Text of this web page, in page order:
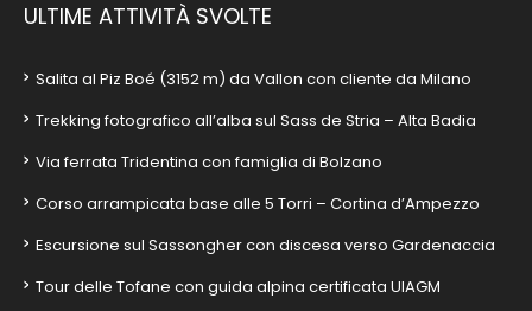
ULTIME ATTIVITÀ SVOLTE
Salita al Piz Boé (3152 m) da Vallon con cliente da Milano
Trekking fotografico all’alba sul Sass de Stria – Alta Badia
Via ferrata Tridentina con famiglia di Bolzano
Corso arrampicata base alle 5 Torri – Cortina d’Ampezzo
Escursione sul Sassongher con discesa verso Gardenaccia
Tour delle Tofane con guida alpina certificata UIAGM